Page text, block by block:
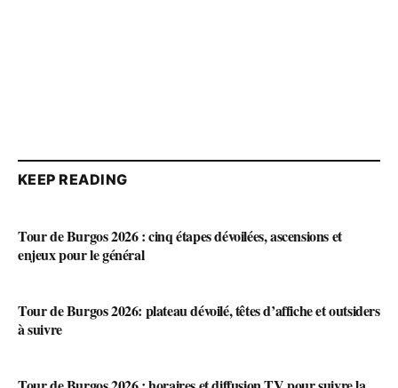
KEEP READING
Tour de Burgos 2026 : cinq étapes dévoilées, ascensions et
enjeux pour le général
Tour de Burgos 2026: plateau dévoilé, têtes d’affiche et outsiders
à suivre